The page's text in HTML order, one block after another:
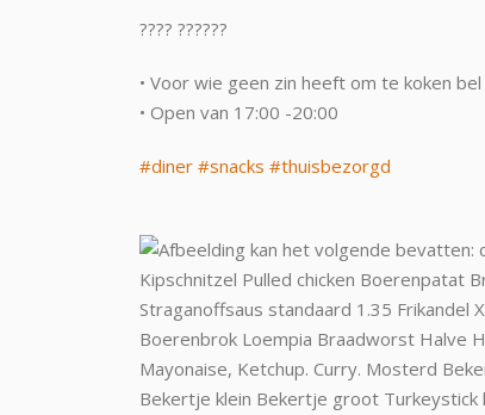
???? ??????
• Voor wie geen zin heeft om te koken
• Open van 17:00 -20:00
#diner #snacks #thuisbezorgd